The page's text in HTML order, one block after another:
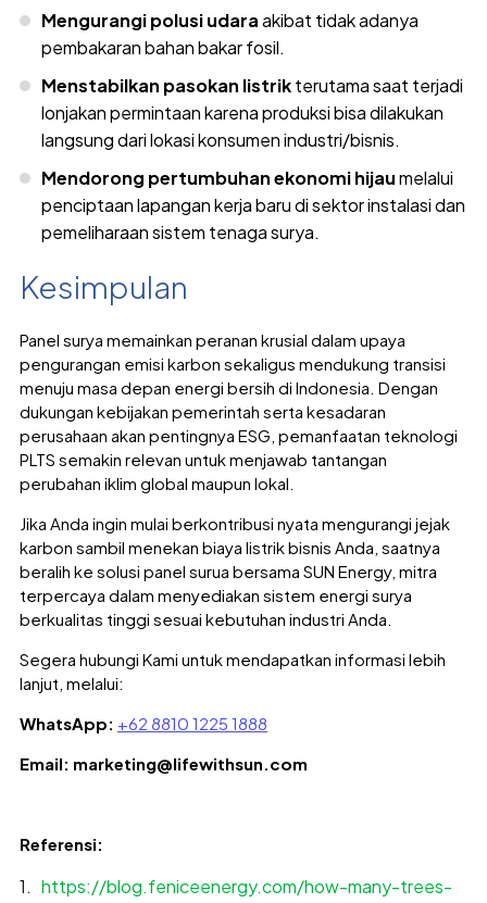
Mengurangi polusi udaraakibat tidak adanya
pembakaran bahan bakar fosil.
Menstabilkan pasokan listrikterutama saat terjadi
lonjakan permintaan karena produksi bisa dilakukan
langsung dari lokasi konsumen industri/bisnis.
Mendorong pertumbuhan ekonomi hijaumelalui
penciptaan lapangan kerja baru di sektor instalasi dan
pemeliharaan sistem tenaga surya.
Kesimpulan
Panel surya memainkan peranan krusial dalam upaya
pengurangan emisi karbon sekaligus mendukung transisi
menuju masa depan energi bersih di Indonesia. Dengan
dukungan kebijakan pemerintah serta kesadaran
perusahaan akan pentingnya ESG, pemanfaatan teknologi
PLTS semakin relevan untuk menjawab tantangan
perubahan iklim global maupun lokal.
Jika Anda ingin mulai berkontribusi nyata mengurangi jejak
karbon sambil menekan biaya listrik bisnis Anda, saatnya
beralih ke solusi panel surua bersama SUN Energy, mitra
terpercaya dalam menyediakan sistem energi surya
berkualitas tinggi sesuai kebutuhan industri Anda.
Segera hubungi Kami untuk mendapatkan informasi lebih
lanjut, melalui:
WhatsApp: +62 8810 1225 1888
Email: marketing@lifewithsun.com
Referensi:
https://blog.feniceenergy.com/how-many-trees-